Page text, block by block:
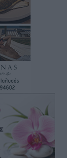
Σαλβατιέρα
νέας